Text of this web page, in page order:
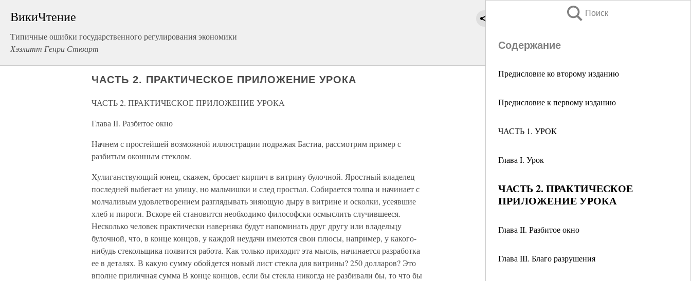
ВикиЧтение
Типичные ошибки государственного регулирования экономики
Хэзлитт Генри Стюарт
Поиск
Содержание
Предисловие ко второму изданию
Предисловие к первому изданию
ЧАСТЬ 1. УРОК
Глава I. Урок
ЧАСТЬ 2. ПРАКТИЧЕСКОЕ
ПРИЛОЖЕНИЕ УРОКА
Глава II. Разбитое окно
Глава III. Благо разрушения
ЧАСТЬ 2. ПРАКТИЧЕСКОЕ ПРИЛОЖЕНИЕ УРОКА
ЧАСТЬ 2. ПРАКТИЧЕСКОЕ ПРИЛОЖЕНИЕ УРОКА
Глава II. Разбитое окно
Начнем с простейшей возможной иллюстрации подражая Бастиа, рассмотрим пример с
разбитым оконным стеклом.
Хулиганствующий юнец, скажем, бросает кирпич в витрину булочной. Яростный владелец
последней выбегает на улицу, но мальчишки и след простыл. Собирается толпа и начинает с
молчаливым удовлетворением разглядывать зияющую дыру в витрине и осколки, усеявшие
хлеб и пироги. Вскоре ей становится необходимо философски осмыслить случившееся.
Несколько человек практически наверняка будут напоминать друг другу или владельцу
булочной, что, в конце концов, у каждой неудачи имеются свои плюсы, например, у какого-
нибудь стекольщика появится работа. Как только приходит эта мысль, начинается разработка
ее в деталях. В какую сумму обойдется новый лист стекла для витрины? 250 долларов? Это
вполне приличная сумма В конце концов, если бы стекла никогда не разбивали бы, то что бы